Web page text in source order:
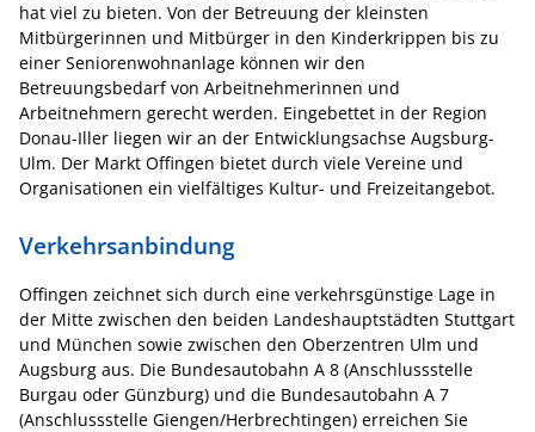
hat viel zu bieten. Von der Betreuung der kleinsten
Mitbürgerinnen und Mitbürger in den Kinderkrippen bis zu
einer Seniorenwohnanlage können wir den
Betreuungsbedarf von Arbeitnehmerinnen und
Arbeitnehmern gerecht werden. Eingebettet in der Region
Donau-Iller liegen wir an der Entwicklungsachse Augsburg-
Ulm. Der Markt Offingen bietet durch viele Vereine und
Organisationen ein vielfältiges Kultur- und Freizeitangebot.
Verkehrsanbindung
Offingen zeichnet sich durch eine verkehrsgünstige Lage in
der Mitte zwischen den beiden Landeshauptstädten Stuttgart
und München sowie zwischen den Oberzentren Ulm und
Augsburg aus. Die Bundesautobahn A 8 (Anschlussstelle
Burgau oder Günzburg) und die Bundesautobahn A 7
(Anschlussstelle Giengen/Herbrechtingen) erreichen Sie